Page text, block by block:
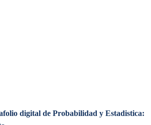
digital de Probabilidad y Estadistica: